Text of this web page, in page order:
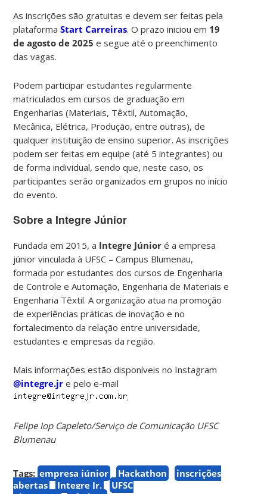
As inscrições são gratuitas e devem ser feitas pela
plataformaStart Carreiras. O prazo iniciou em 19
de agosto de 2025 e segue até o preenchimento
das vagas.
Podem participar estudantes regularmente
matriculados em cursos de graduação em
Engenharias (Materiais, Têxtil, Automação,
Mecânica, Elétrica, Produção, entre outras), de
qualquer instituição de ensino superior. As inscrições
podem ser feitas em equipe (até 5 integrantes) ou
de forma individual, sendo que, neste caso, os
participantes serão organizados em grupos no início
do evento.
Sobre a Integre Júnior
Fundada em 2015, a Integre Júnior é a empresa
júnior vinculada à UFSC – Campus Blumenau,
formada por estudantes dos cursos de Engenharia
de Controle e Automação, Engenharia de Materiais e
Engenharia Têxtil. A organização atua na promoção
de experiências práticas de inovação e no
fortalecimento da relação entre universidade,
estudantes e empresas da região.
Mais informações estão disponíveis no Instagram
@integre.jr e pelo e-mail
.
Felipe Iop Capeleto/Serviço de Comunicação UFSC
Blumenau
Tags: empresa júnior Hackathon
inscrições
abertas
Integre Jr.
UFSC